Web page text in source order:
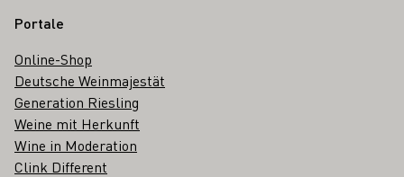
Portale
Online-Shop
Deutsche Weinmajestät
Generation Riesling
Weine mit Herkunft
Wine in Moderation
Clink Different